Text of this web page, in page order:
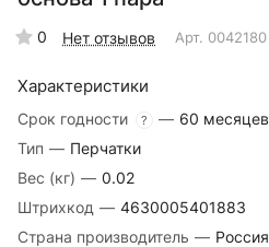
0 Нет отзывов Арт. 0042180
Характеристики
Срок годности ? — 60 месяцев
Тип — Перчатки
Вес (кг) — 0.02
Штрихкод — 4630005401883
Страна производитель — Россия